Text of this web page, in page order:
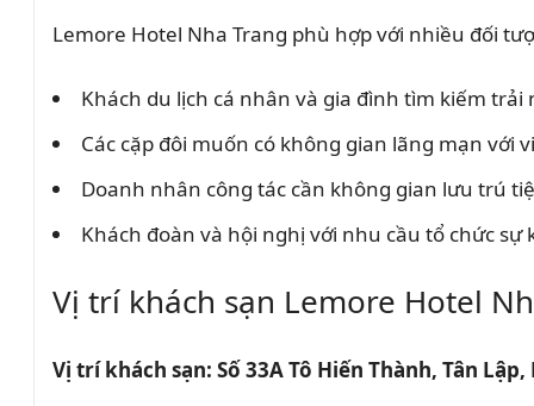
Lemore Hotel Nha Trang phù hợp với nhiều đối
Khách du lịch cá nhân và gia đình tìm kiếm
Các cặp đôi muốn có không gian lãng mạn với
Doanh nhân công tác cần không gian lưu trú
Khách đoàn và hội nghị với nhu cầu tổ chức sự
Vị trí khách sạn Lemore Hotel
Vị trí khách sạn: Số 33A Tô Hiến Thành, Tân